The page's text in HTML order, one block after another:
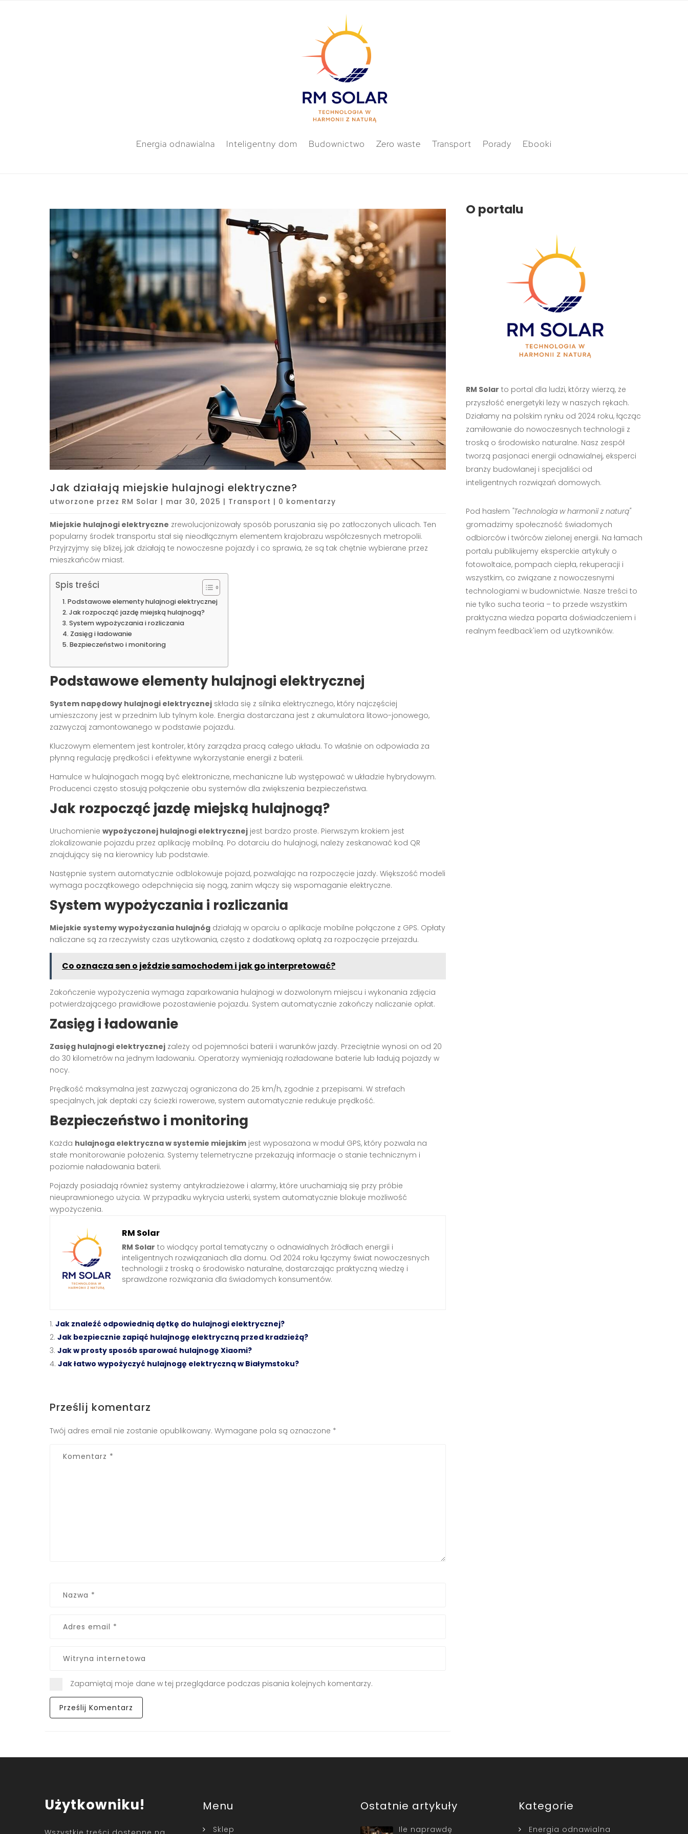
Energia odnawialna Inteligentny dom Budownictwo Zero waste Transport Porady Ebooki
Jak działają miejskie hulajnogi elektryczne?
utworzone przez RM Solar | mar 30, 2025 | Transport | 0 komentarzy
Miejskie hulajnogi elektryczne zrewolucjonizowały sposób poruszania się po zatłoczonych ulicach. Ten
popularny środek transportu stał się nieodłącznym elementem krajobrazu współczesnych metropolii.
Przyjrzyjmy się bliżej, jak działają te nowoczesne pojazdy i co sprawia, że są tak chętnie wybierane przez
mieszkańców miast.
Spis treści
Podstawowe elementy hulajnogi elektrycznej
Jak rozpocząć jazdę miejską hulajnogą?
System wypożyczania i rozliczania
Zasięg i ładowanie
Bezpieczeństwo i monitoring
Podstawowe elementy hulajnogi elektrycznej
System napędowy hulajnogi elektrycznej składa się z silnika elektrycznego, który najczęściej
umieszczony jest w przednim lub tylnym kole. Energia dostarczana jest z akumulatora litowo-jonowego,
zazwyczaj zamontowanego w podstawie pojazdu.
Kluczowym elementem jest kontroler, który zarządza pracą całego układu. To właśnie on odpowiada za
płynną regulację prędkości i efektywne wykorzystanie energii z baterii.
Hamulce w hulajnogach mogą być elektroniczne, mechaniczne lub występować w układzie hybrydowym.
Producenci często stosują połączenie obu systemów dla zwiększenia bezpieczeństwa.
Jak rozpocząć jazdę miejską hulajnogą?
Uruchomienie wypożyczonej hulajnogi elektrycznej jest bardzo proste. Pierwszym krokiem jest
zlokalizowanie pojazdu przez aplikację mobilną. Po dotarciu do hulajnogi, należy zeskanować kod QR
znajdujący się na kierownicy lub podstawie.
Następnie system automatycznie odblokowuje pojazd, pozwalając na rozpoczęcie jazdy. Większość modeli
wymaga początkowego odepchnięcia się nogą, zanim włączy się wspomaganie elektryczne.
System wypożyczania i rozliczania
Miejskie systemy wypożyczania hulajnóg działają w oparciu o aplikacje mobilne połączone z GPS. Opłaty
naliczane są za rzeczywisty czas użytkowania, często z dodatkową opłatą za rozpoczęcie przejazdu.
Co oznacza sen o jeździe samochodem i jak go interpretować?
Zakończenie wypożyczenia wymaga zaparkowania hulajnogi w dozwolonym miejscu i wykonania zdjęcia
potwierdzającego prawidłowe pozostawienie pojazdu. System automatycznie zakończy naliczanie opłat.
Zasięg i ładowanie
Zasięg hulajnogi elektrycznej zależy od pojemności baterii i warunków jazdy. Przeciętnie wynosi on od 20
do 30 kilometrów na jednym ładowaniu. Operatorzy wymieniają rozładowane baterie lub ładują pojazdy w
nocy.
Prędkość maksymalna jest zazwyczaj ograniczona do 25 km/h, zgodnie z przepisami. W strefach
specjalnych, jak deptaki czy ścieżki rowerowe, system automatycznie redukuje prędkość.
Bezpieczeństwo i monitoring
Każda hulajnoga elektryczna w systemie miejskim jest wyposażona w moduł GPS, który pozwala na
stałe monitorowanie położenia. Systemy telemetryczne przekazują informacje o stanie technicznym i
poziomie naładowania baterii.
Pojazdy posiadają również systemy antykradzieżowe i alarmy, które uruchamiają się przy próbie
nieuprawnionego użycia. W przypadku wykrycia usterki, system automatycznie blokuje możliwość
wypożyczenia.
RM Solar
RM Solar to wiodący portal tematyczny o odnawialnych źródłach energii i
inteligentnych rozwiązaniach dla domu. Od 2024 roku łączymy świat nowoczesnych
technologii z troską o środowisko naturalne, dostarczając praktyczną wiedzę i
sprawdzone rozwiązania dla świadomych konsumentów.
Jak znaleźć odpowiednią dętkę do hulajnogi elektrycznej?
Jak bezpiecznie zapiąć hulajnogę elektryczną przed kradzieżą?
Jak w prosty sposób sparować hulajnogę Xiaomi?
Jak łatwo wypożyczyć hulajnogę elektryczną w Białymstoku?
Prześlij komentarz
Twój adres email nie zostanie opublikowany. Wymagane pola są oznaczone *
Zapamiętaj moje dane w tej przeglądarce podczas pisania kolejnych komentarzy.
O portalu
RM Solar to portal dla ludzi, którzy wierzą, że
przyszłość energetyki leży w naszych rękach.
Działamy na polskim rynku od 2024 roku, łącząc
zamiłowanie do nowoczesnych technologii z
troską o środowisko naturalne. Nasz zespół
tworzą pasjonaci energii odnawialnej, eksperci
branży budowlanej i specjaliści od
inteligentnych rozwiązań domowych.
Pod hasłem "Technologia w harmonii z naturą"
gromadzimy społeczność świadomych
odbiorców i twórców zielonej energii. Na łamach
portalu publikujemy eksperckie artykuły o
fotowoltaice, pompach ciepła, rekuperacji i
wszystkim, co związane z nowoczesnymi
technologiami w budownictwie. Nasze treści to
nie tylko sucha teoria – to przede wszystkim
praktyczna wiedza poparta doświadczeniem i
realnym feedback'iem od użytkowników.
Użytkowniku! Menu
Sklep
Ostatnie artykuły
Ile naprawdę
Kategorie
Energia odnawialna